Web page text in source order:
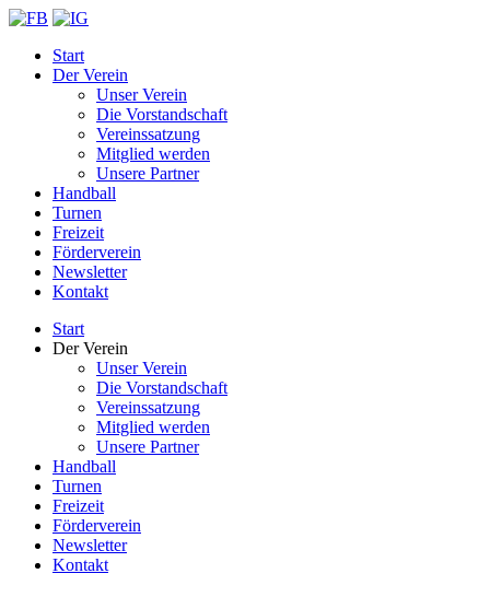
Start
Der Verein
Unser Verein
Die Vorstandschaft
Vereinssatzung
Mitglied werden
Unsere Partner
Handball
Turnen
Freizeit
Förderverein
Newsletter
Kontakt
Start
Der Verein
Unser Verein
Die Vorstandschaft
Vereinssatzung
Mitglied werden
Unsere Partner
Handball
Turnen
Freizeit
Förderverein
Newsletter
Kontakt